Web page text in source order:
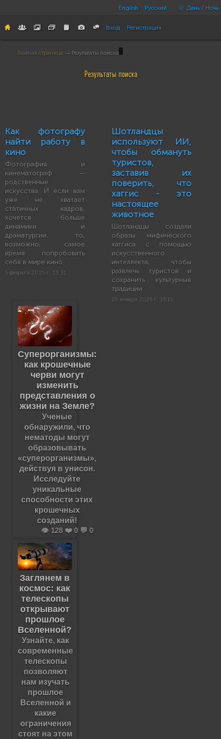
English Русский День / Ночь
Вход Регистрация
Главная страница → Результаты поиска
Результаты поиска
Как фотографу
найти работу в
кино
Фотография и
кинематограф —
родственные
искусства. И если вам
уже не хватает
статичных кадров,
хочется больше
динамики и
драматургии, то,
возможно, самое
время попробовать
себя в мире кино.
5 февраля 2025 г., 13:31
Суперорганизмы:
как крошечные
черви могут
изменить
представления о
жизни на Земле?
Ученые
обнаружили, что
нематоды могут
образовывать
«суперорганизмы»,
действуя в унисон.
Исследуйте
уникальные
способности этих
крошечных
созданий!
👁️ 128 ❤️ 0 💬 0
Заглянем в
космос: как
телескопы
открывают
прошлое
Вселенной?
Узнайте, как
современные
телескопы
позволяют
нам изучать
прошлое
Вселенной и
какие
ограничения
стоят на этом
Шотландцы
используют ИИ,
чтобы обмануть
туристов,
заставив их
поверить, что
хаггис - это
настоящее
животное
Шотландцы создали
образы мифического
хаггиса с помощью
искусственного
интеллекта, чтобы
развлечь туристов и
сохранить культурные
традиции.
29 января 2025 г., 15:15